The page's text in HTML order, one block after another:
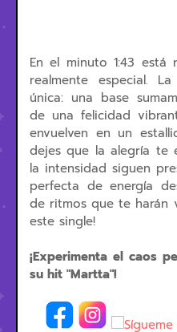
En el minuto 1:43 está
realmente especial.
única: una base
de una felicidad
envuelven en un
dejes que la alegría te
la intensidad siguen
perfecta de energía
de ritmos que te harán
este single!
¡Experimenta el caos
su hit "Martta"!